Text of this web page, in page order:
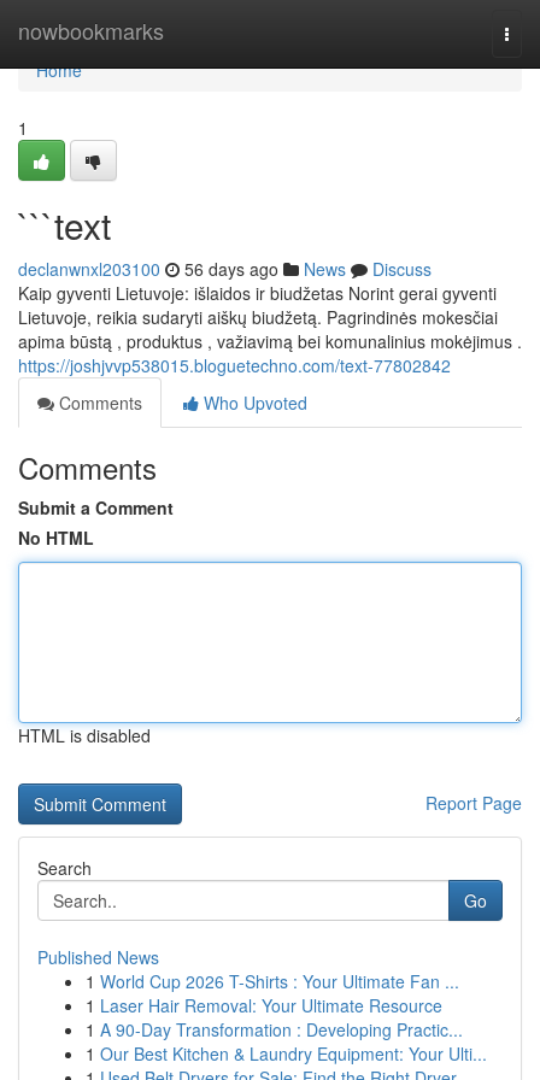
nowbookmarks
Home
Home
1
```text
declanwnxl203100 56 days ago News
Discuss
Kaip gyventi Lietuvoje: išlaidos ir biudžetas Norint gerai gyventi
Lietuvoje, reikia sudaryti aiškų biudžetą. Pagrindinės mokesčiai
apima būstą , produktus , važiavimą bei komunalinius mokėjimus .
https://joshjvvp538015.bloguetechno.com/text-77802842
Comments
Who Upvoted
Comments
Submit a Comment
No HTML
HTML is disabled
Report Page
Search
Go
Published News
1 World Cup 2026 T-Shirts : Your Ultimate Fan ...
1 Laser Hair Removal: Your Ultimate Resource
1 A 90-Day Transformation : Developing Practic...
1 Our Best Kitchen & Laundry Equipment: Your Ulti...